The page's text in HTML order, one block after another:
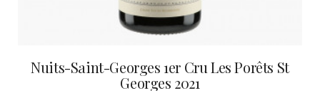
Nuits-Saint-Georges 1er Cru Les Porêts St
Georges 2021